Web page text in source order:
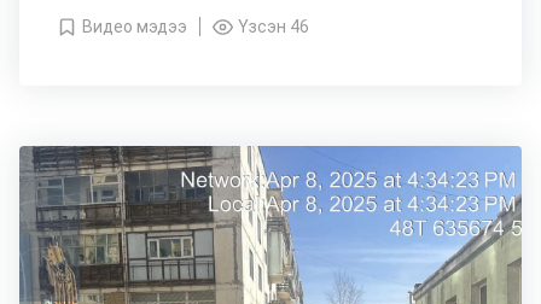
Видео мэдээ Үзсэн 46